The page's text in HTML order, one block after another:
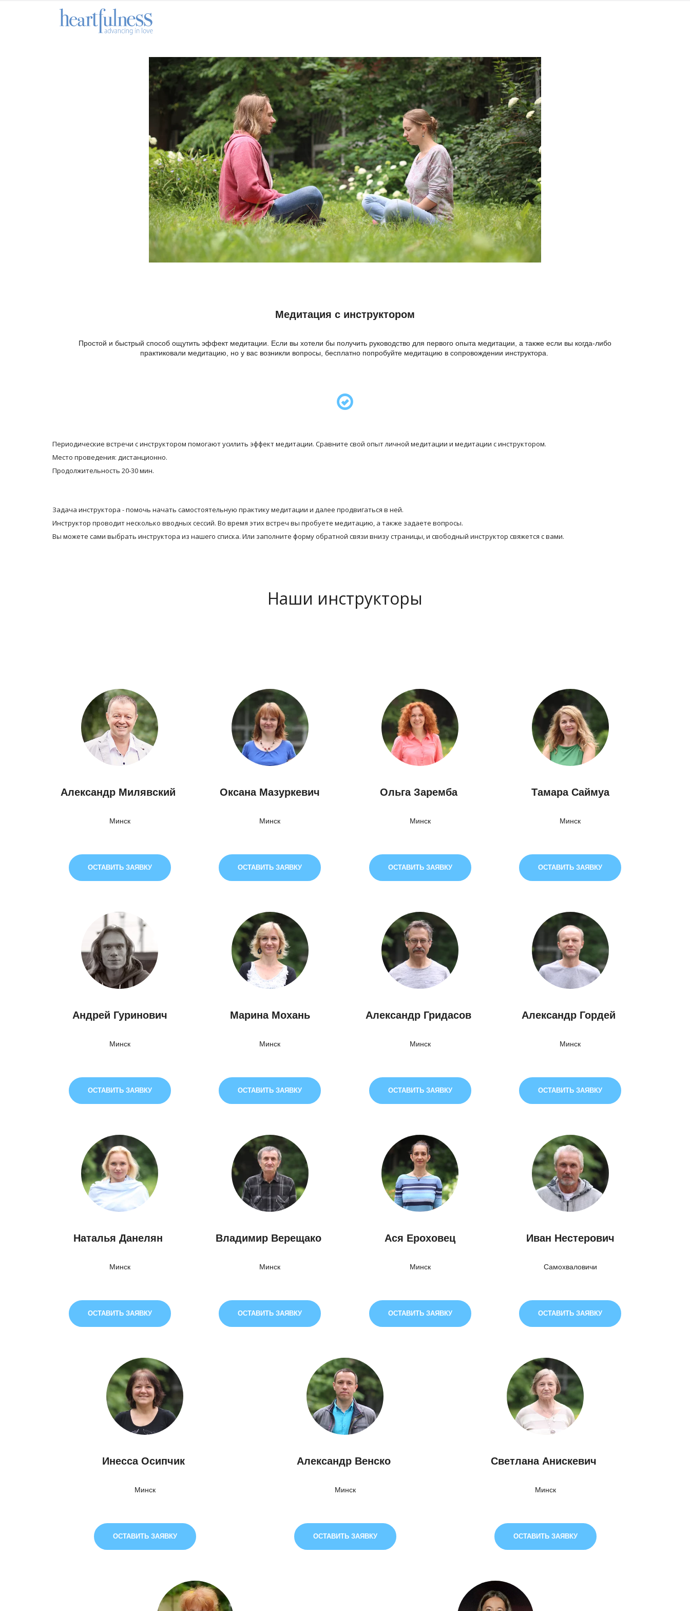
Медитация с инструктором
Простой и быстрый способ ощутить эффект медитации. Если вы хотели бы получить руководство для первого опыта медитации, а также если вы когда-либо
практиковали медитацию, но у вас возникли вопросы, бесплатно попробуйте медитацию в сопровождении инструктора.
Периодические встречи с инструктором помогают усилить эффект медитации. Сравните свой опыт личной медитации и медитации с инструктором.
Место проведения: дистанционно.
Продолжительность 20-30 мин.
Задача инструктора - помочь начать самостоятельную практику медитации и далее продвигаться в ней.
Инструктор проводит несколько вводных сессий. Во время этих встреч вы пробуете медитацию, а также задаете вопросы.
Вы можете сами выбрать инструктора из нашего списка. Или заполните форму обратной связи внизу страницы, и свободный инструктор свяжется с вами.
Наши инструкторы
Александр Милявский
Минск
ОСТАВИТЬ ЗАЯВКУ
Оксана Мазуркевич
Минск
ОСТАВИТЬ ЗАЯВКУ
Ольга Заремба
Минск
ОСТАВИТЬ ЗАЯВКУ
Тамара Саймуа
Минск
ОСТАВИТЬ ЗАЯВКУ
Андрей Гуринович
Минск
ОСТАВИТЬ ЗАЯВКУ
Марина Мохань
Минск
ОСТАВИТЬ ЗАЯВКУ
Александр Гридасов
Минск
ОСТАВИТЬ ЗАЯВКУ
Александр Гордей
Минск
ОСТАВИТЬ ЗАЯВКУ
Наталья Данелян
Минск
ОСТАВИТЬ ЗАЯВКУ
Владимир Верещако
Минск
ОСТАВИТЬ ЗАЯВКУ
Ася Ероховец
Минск
ОСТАВИТЬ ЗАЯВКУ
Иван Нестерович
Самохваловичи
ОСТАВИТЬ ЗАЯВКУ
Инесса Осипчик
Минск
ОСТАВИТЬ ЗАЯВКУ
Александр Венско
Минск
ОСТАВИТЬ ЗАЯВКУ
Светлана Анискевич
Минск
ОСТАВИТЬ ЗАЯВКУ